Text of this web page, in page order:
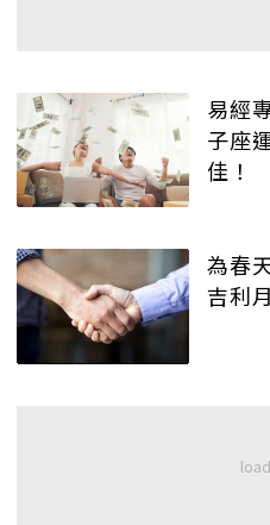
易經
子座
佳！
為春
吉利